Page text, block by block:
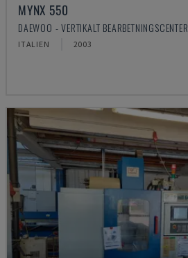
MYNX 550
DAEWOO - VERTIKALT BEARBETNINGSCENTER
ITALIEN 2003